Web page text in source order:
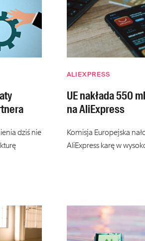
dziś nie
ALIEXPRESS
UE nakłada 550
na AliExpress
Komisja Europejska
AliExpress karę w